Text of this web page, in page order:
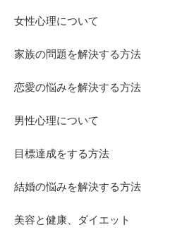
女性心理について
家族の問題を解決する方法
恋愛の悩みを解決する方法
男性心理について
目標達成をする方法
結婚の悩みを解決する方法
美容と健康、ダイエット